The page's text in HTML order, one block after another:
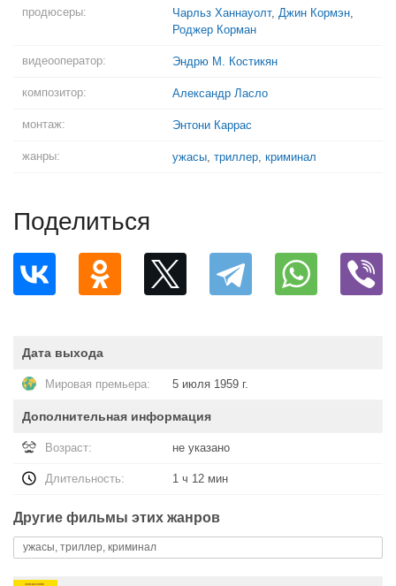
продюсеры: Чарльз Ханнауолт, Джин Кормэн,
Роджер Корман
видеооператор: Эндрю М. Костикян
композитор: Александр Ласло
монтаж: Энтони Каррас
жанры: ужасы, триллер, криминал
Поделиться
Дата выхода
Мировая премьера: 5 июля 1959 г.
Дополнительная информация
Возраст: не указано
Длительность: 1 ч 12 мин
Другие фильмы этих жанров
ужасы, триллер, криминал